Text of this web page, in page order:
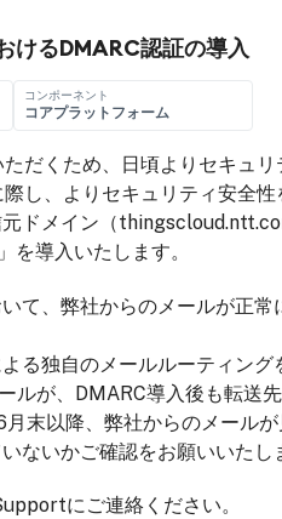
けるDMARC認証の導入
コンポーネント
コアプラットフォーム
だくため、日頃よりセキュ
し、よりセキュリティ安全性
ドメイン（
を導入いたします。
て、弊社からのメールが正
る独自のメールルーティング
が、DMARC導入後も転送
末以降、弊社からのメール
ないかご確認をお願いいたし
にご連絡ください。